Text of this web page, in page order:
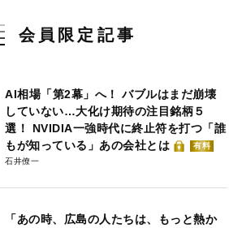
会員限定記事
AI相場「第2幕」へ！ バブルはまだ崩壊
していない…大化け期待の注目銘柄５
選！ NVIDIA一強時代に終止符を打つ「誰
もが知っている」あの会社とは
有料
石井僚一
「あの時、広島の人たちは、もっと熱か